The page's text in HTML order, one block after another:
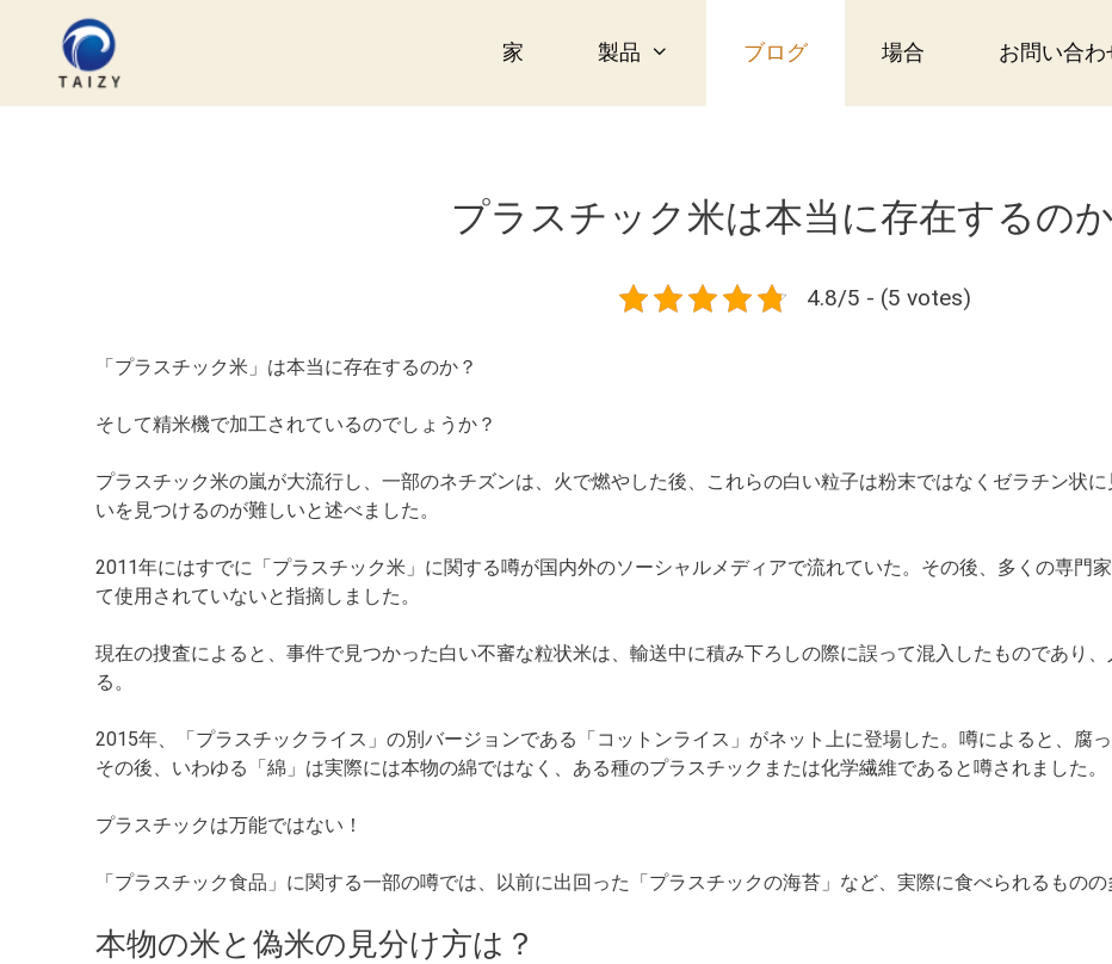
家 製品 ブログ 場合 お問い合わ
プラスチック米は本当に存在するの
4.8/5 - (5 votes)
「プラスチック米」は本当に存在するのか？
そして精米機で加工されているのでしょうか？
プラスチック米の嵐が大流行し、一部のネチズンは、火で燃やした後、これらの白い粒子は粉末ではなくゼラチン状
いを見つけるのが難しいと述べました。
2011年にはすでに「プラスチック米」に関する噂が国内外のソーシャルメディアで流れていた。その後、多くの専門
て使用されていないと指摘しました。
現在の捜査によると、事件で見つかった白い不審な粒状米は、輸送中に積み下ろしの際に誤って混入したものであり
る。
2015年、「プラスチックライス」の別バージョンである「コットンライス」がネット上に登場した。噂によると、腐
その後、いわゆる「綿」は実際には本物の綿ではなく、ある種のプラスチックまたは化学繊維であると噂されました。
プラスチックは万能ではない！
「プラスチック食品」に関する一部の噂では、以前に出回った「プラスチックの海苔」など、実際に食べられるもの
本物の米と偽米の見分け方は？